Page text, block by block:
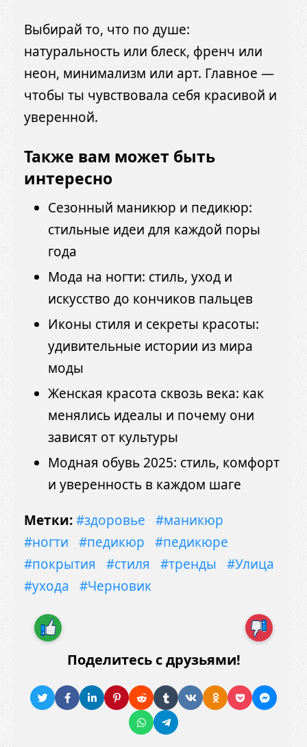
Выбирай то, что по душе:
натуральность или блеск, френч или
неон, минимализм или арт. Главное —
чтобы ты чувствовала себя красивой и
уверенной.
Также вам может быть
интересно
Сезонный маникюр и педикюр:
стильные идеи для каждой поры
года
Мода на ногти: стиль, уход и
искусство до кончиков пальцев
Иконы стиля и секреты красоты:
удивительные истории из мира
моды
Женская красота сквозь века: как
менялись идеалы и почему они
зависят от культуры
Модная обувь 2025: стиль, комфорт
и уверенность в каждом шаге
Метки:#здоровье
#маникюр
#ногти
#педикюр
#педикюре
#покрытия
#стиля #тренды
#Улица
#ухода
#Черновик
Поделитесь с друзьями!